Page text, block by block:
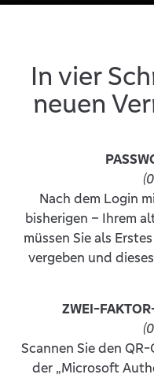
In vier
neuen
Nach dem Login
bisherigen – Ihrem
müssen Sie als
vergeben und
ZWEI-
Scannen Sie den
der „Microsoft